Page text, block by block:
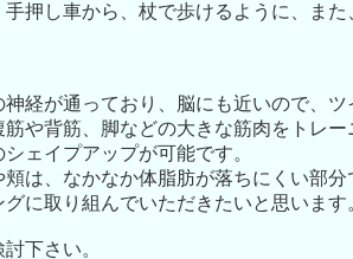
手押し車から、杖で歩けるように、ま
経が通っており、脳にも近いので、
筋や背筋、脚などの大きな筋肉をトレ
ェイプアップが可能です。
頬は、なかなか体脂肪が落ちにくい部
グに取り組んでいただきたいと思います
下さい。